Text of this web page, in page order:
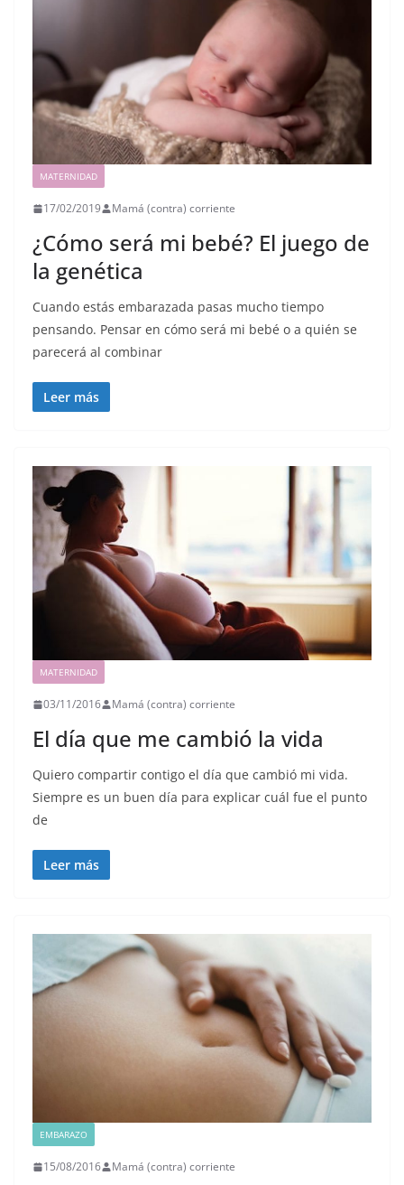
MATERNIDAD
17/02/2019 Mamá (contra) corriente
¿Cómo será mi bebé? El juego de
la genética
Cuando estás embarazada pasas mucho tiempo
pensando. Pensar en cómo será mi bebé o a quién se
parecerá al combinar
Leer más
MATERNIDAD
03/11/2016 Mamá (contra) corriente
El día que me cambió la vida
Quiero compartir contigo el día que cambió mi vida.
Siempre es un buen día para explicar cuál fue el punto
de
Leer más
EMBARAZO
15/08/2016 Mamá (contra) corriente